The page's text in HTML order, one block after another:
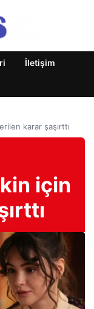
İletişim
karar şaşırttı
için